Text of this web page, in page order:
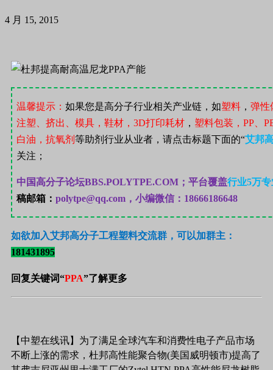
4 月 15, 2015
温馨提示： 如果您是高分子行业相关产业链，如塑料 ， 弹性
注塑、挤出、模具，鞋材， 3D打印耗材 ， 塑料包装， PP
白油，抗氧剂 等助剂行业从业者，请点击标题下面的“艾邦
关注；
中国高分子论坛BBS.POLYTPE.COM； 平台覆盖行业5万
稿邮箱： polytpe@qq.com，小编微信：18666186648
如欲加入艾邦高分子工程塑料交流群，可以加群主：
181431895
回复关键词“PPA”了解更多
【中塑在线讯】为了满足全球汽车和消费性电子产品市场
不断上涨的需求，杜邦高性能聚合物(美国威明顿市)提高了